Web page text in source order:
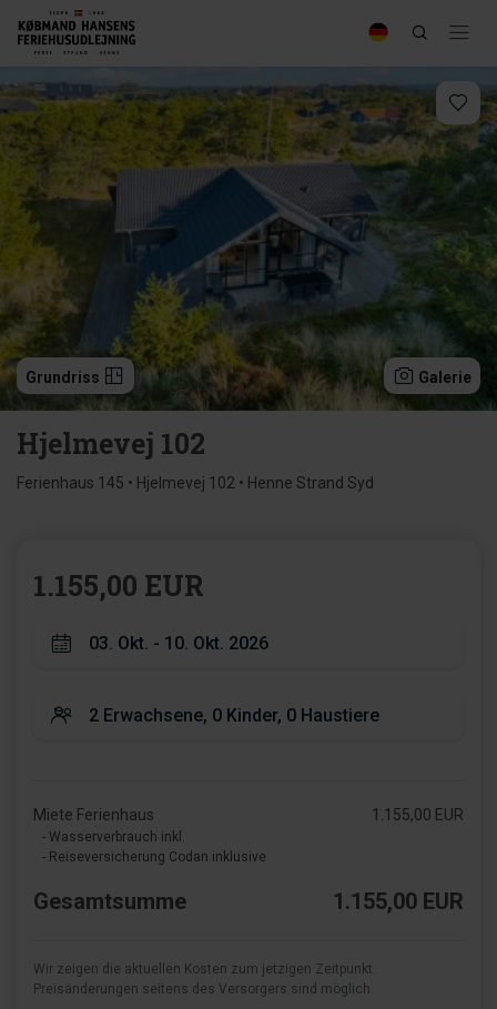
Grundriss Galerie
Hjelmevej 102
Ferienhaus 145 • Hjelmevej 102 • Henne Strand Syd
1.155,00 EUR
Miete Ferienhaus
- Wasserverbrauch inkl.
- Reiseversicherung Codan inklusive
1.155,00 EUR
Gesamtsumme 1.155,00 EUR
Wir zeigen die aktuellen Kosten zum jetzigen Zeitpunkt.
Preisänderungen seitens des Versorgers sind möglich.